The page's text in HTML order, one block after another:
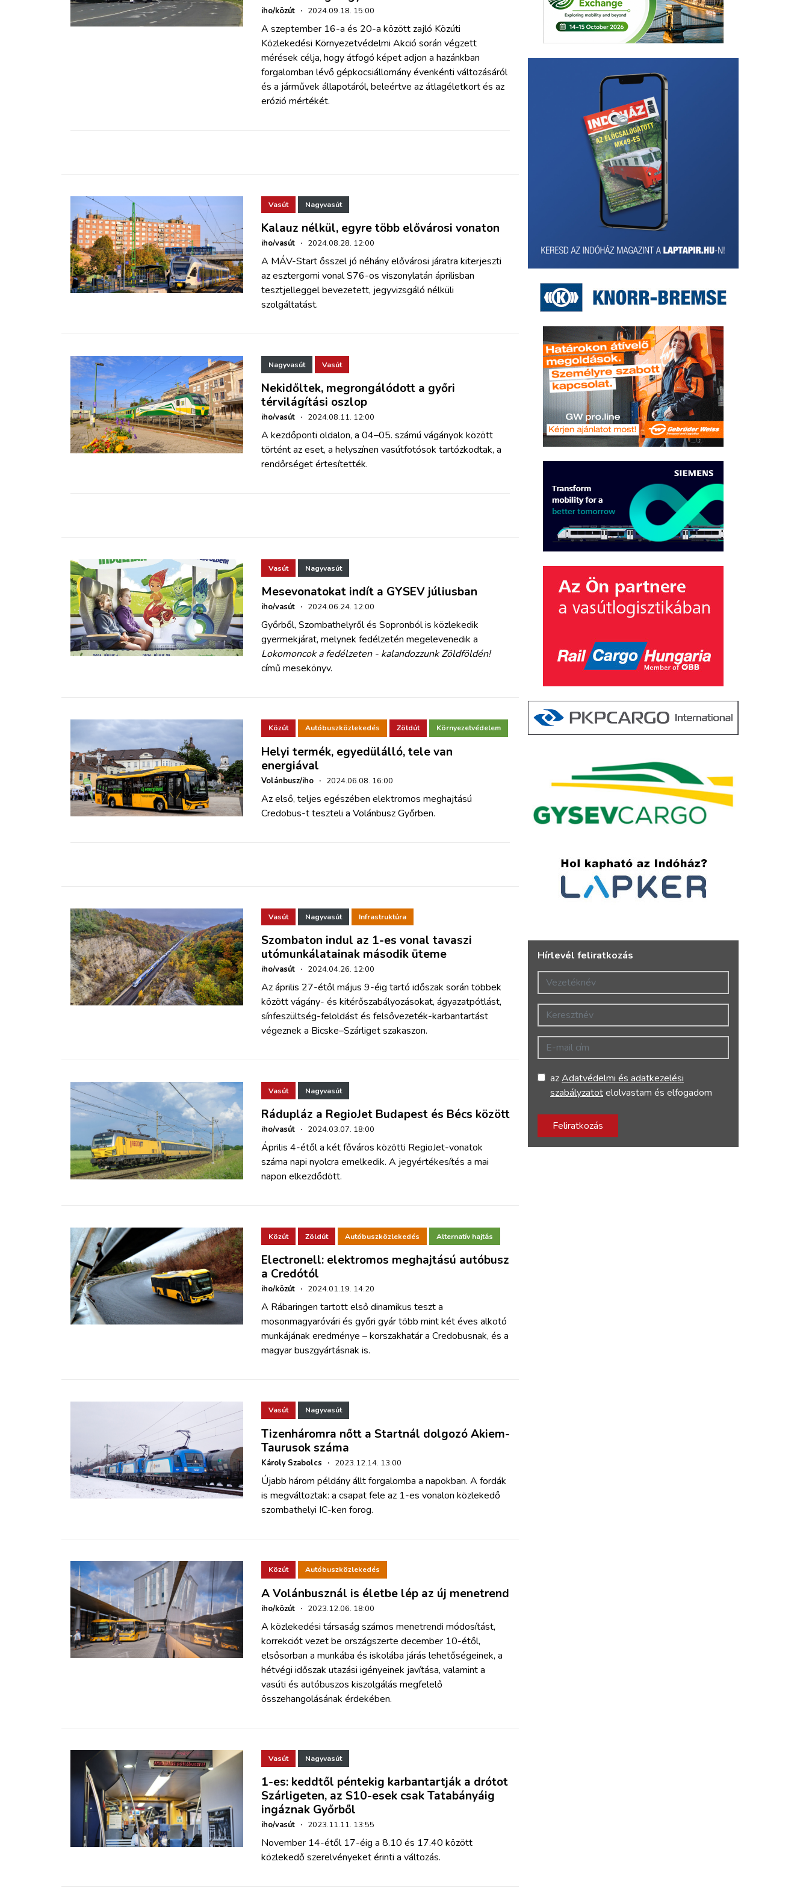
REGISZTRÁCIÓ
iho/közút · 2024.09.18. 15:00
A szeptember 16-a és 20-a között zajló Közúti
Közlekedési Környezetvédelmi Akció során végzett
mérések célja, hogy átfogó képet adjon a hazánkban
forgalomban lévő gépkocsiállomány évenkénti változásáról
és a járművek állapotáról, beleértve az átlagéletkort és az
erózió mértékét.
Vasút Nagyvasút
Kalauz nélkül, egyre több elővárosi vonaton
iho/vasút · 2024.08.28. 12:00
A MÁV-Start ősszel jó néhány elővárosi járatra kiterjeszti
az esztergomi vonal S76-os viszonylatán áprilisban
tesztjelleggel bevezetett, jegyvizsgáló nélküli
szolgáltatást.
Nagyvasút Vasút
Nekidőltek, megrongálódott a győri
térvilágítási oszlop
iho/vasút · 2024.08.11. 12:00
A kezdőponti oldalon, a 04–05. számú vágányok között
történt az eset, a helyszínen vasútfotósok tartózkodtak, a
rendőrséget értesítették.
Vasút Nagyvasút
Mesevonatokat indít a GYSEV júliusban
iho/vasút · 2024.06.24. 12:00
Győrből, Szombathelyről és Sopronból is közlekedik
gyermekjárat, melynek fedélzetén megelevenedik a
Lokomoncok a fedélzeten - kalandozzunk Zöldföldén!
című mesekönyv.
Közút Autóbuszközlekedés Zöldút Környezetvédelem
Helyi termék, egyedülálló, tele van
energiával
Volánbusz/iho · 2024.06.08. 16:00
Az első, teljes egészében elektromos meghajtású
Credobus-t teszteli a Volánbusz Győrben.
Vasút Nagyvasút Infrastruktúra
Szombaton indul az 1-es vonal tavaszi
utómunkálatainak második üteme
iho/vasút · 2024.04.26. 12:00
Az április 27-étől május 9-éig tartó időszak során többek
között vágány- és kitérőszabályozásokat, ágyazatpótlást,
sínfeszültség-feloldást és felsővezeték-karbantartást
végeznek a Bicske–Szárliget szakaszon.
Vasút Nagyvasút
Rádupláz a RegioJet Budapest és Bécs között
iho/vasút · 2024.03.07. 18:00
Április 4-étől a két főváros közötti RegioJet-vonatok
száma napi nyolcra emelkedik. A jegyértékesítés a mai
napon elkezdődött.
Közút Zöldút Autóbuszközlekedés Alternatív hajtás
Electronell: elektromos meghajtású autóbusz
a Credótól
iho/közút · 2024.01.19. 14:20
A Rábaringen tartott első dinamikus teszt a
mosonmagyaróvári és győri gyár több mint két éves alkotó
munkájának eredménye – korszakhatár a Credobusnak, és a
magyar buszgyártásnak is.
Vasút Nagyvasút
Tizenháromra nőtt a Startnál dolgozó Akiem-
Taurusok száma
Károly Szabolcs · 2023.12.14. 13:00
Újabb három példány állt forgalomba a napokban. A fordák
is megváltoztak: a csapat fele az 1-es vonalon közlekedő
szombathelyi IC-ken forog.
Közút Autóbuszközlekedés
A Volánbusznál is életbe lép az új menetrend
iho/közút · 2023.12.06. 18:00
A közlekedési társaság számos menetrendi módosítást,
korrekciót vezet be országszerte december 10-étől,
elsősorban a munkába és iskolába járás lehetőségeinek, a
hétvégi időszak utazási igényeinek javítása, valamint a
vasúti és autóbuszos kiszolgálás megfelelő
összehangolásának érdekében.
Vasút Nagyvasút
1-es: keddtől péntekig karbantartják a drótot
Szárligeten, az S10-esek csak Tatabányáig
ingáznak Győrből
iho/vasút · 2023.11.11. 13:55
November 14-étől 17-éig a 8.10 és 17.40 között
közlekedő szerelvényeket érinti a változás.
Hírlevél feliratkozás
Vezetéknév
Keresztnév
E-mail cím
azAdatvédelmi és adatkezelési
szabályzatotelolvastam és elfogadom
Feliratkozás